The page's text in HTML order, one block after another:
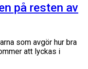
på resten av
som avgör hur bra
att lyckas i